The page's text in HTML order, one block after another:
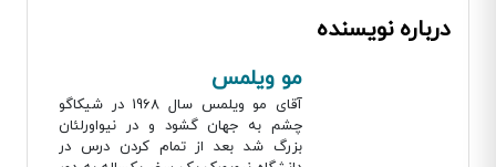
درباره نویسنده
مو ویلمس
آقای مو ویلمس سال 1968 در شیکاگو
چشم به جهان گشود و در نیواورلئان
بزرگ شد بعد از تمام کردن درس در